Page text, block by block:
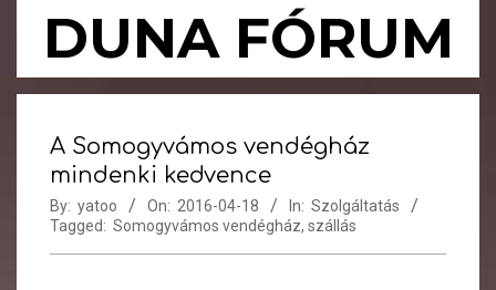
DUNA FÓRUM
Primary
MenuA Somogyvámos vendégház
mindenki kedvence
By: yatoo On: 2016-04-18 In: Szolgáltatás
Tagged: Somogyvámos vendégház, szállás